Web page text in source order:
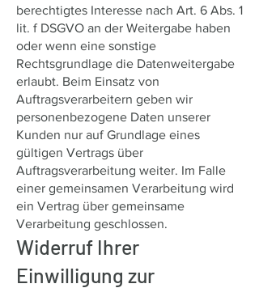
berechtigtes Interesse nach Art. 6 Abs. 1
lit. f DSGVO an der Weitergabe haben
oder wenn eine sonstige
Rechtsgrundlage die Datenweitergabe
erlaubt. Beim Einsatz von
Auftragsverarbeitern geben wir
personenbezogene Daten unserer
Kunden nur auf Grundlage eines
gültigen Vertrags über
Auftragsverarbeitung weiter. Im Falle
einer gemeinsamen Verarbeitung wird
ein Vertrag über gemeinsame
Verarbeitung geschlossen.
Widerruf Ihrer
Einwilligung zur